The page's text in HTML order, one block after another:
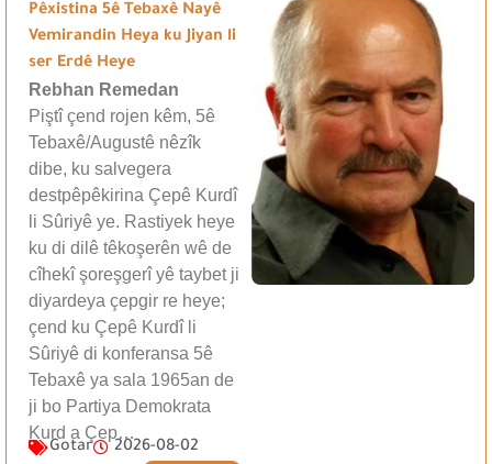
Pêxistina 5ê Tebaxê Nayê
Vemirandin Heya ku Jiyan li
ser Erdê Heye
Rebhan Remedan
Piştî çend rojen kêm, 5ê
Tebaxê/Augustê nêzîk
dibe, ku salvegera
destpêpêkirina Çepê Kurdî
li Sûriyê ye. Rastiyek heye
ku di dilê têkoşerên wê de
cîhekî şoreşgerî yê taybet ji
diyardeya çepgir re heye;
çend ku Çepê Kurdî li
Sûriyê di konferansa 5ê
Tebaxê ya sala 1965an de
ji bo Partiya Demokrata
Kurd a Çep…
Gotar 2026-08-02